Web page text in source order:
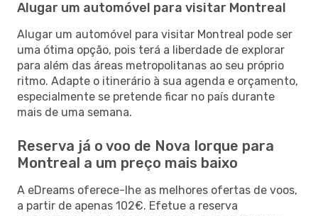
Alugar um automóvel para visitar Montreal
Alugar um automóvel para visitar Montreal pode ser
uma ótima opção, pois terá a liberdade de explorar
para além das áreas metropolitanas ao seu próprio
ritmo. Adapte o itinerário à sua agenda e orçamento,
especialmente se pretende ficar no país durante
mais de uma semana.
Reserva já o voo de Nova Iorque para
Montreal a um preço mais baixo
A eDreams oferece-lhe as melhores ofertas de voos,
a partir de apenas 102€. Efetue a reserva